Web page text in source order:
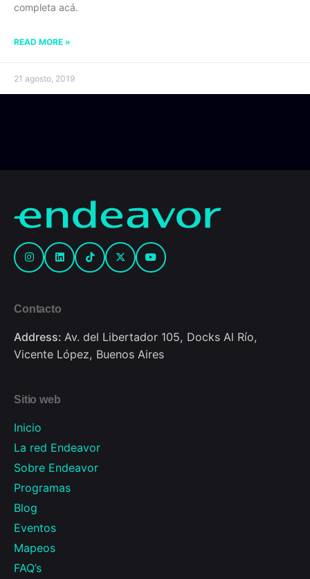
completa acá.
READ MORE »
21 agosto, 2019
Contacto
Address: Av. del Libertador 105, Docks Al Río,
Vicente López, Buenos Aires
Sitio web
Inicio
La red Endeavor
Sobre Endeavor
Programas
Blog
Eventos
Mapeos
FAQ’s